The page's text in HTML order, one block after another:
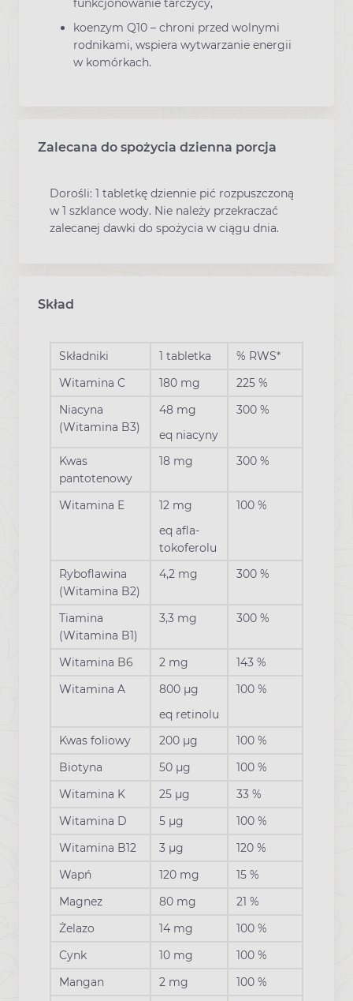
funkcjonowanie tarczycy,
koenzym Q10 – chroni przed wolnymi
rodnikami, wspiera wytwarzanie energii
w komórkach.
Zalecana do spożycia dzienna porcja
Dorośli: 1 tabletkę dziennie pić rozpuszczoną
w 1 szklance wody. Nie należy przekraczać
zalecanej dawki do spożycia w ciągu dnia.
Skład
Składniki 1 tabletka
% RWS*
Witamina C
180 mg
225 %
Niacyna
(Witamina B3)
48 mg
eq niacyny
300 %
Kwas
pantotenowy
18 mg 300 %
Witamina E
12 mg
eq afla-
tokoferolu
100 %
Ryboflawina
(Witamina B2)
4,2 mg 300 %
Tiamina
(Witamina B1)
3,3 mg 300 %
Witamina B6 2 mg
143 %
Witamina A
800 µg
eq retinolu
100 %
Kwas foliowy 200 µg
100 %
Biotyna
50 µg
100 %
Witamina K
25 µg
33 %
Witamina D
5 µg
100 %
Witamina B12
3 µg
120 %
Wapń
120 mg
15 %
Magnez
80 mg
21 %
Żelazo
14 mg
100 %
Cynk
10 mg
100 %
Mangan
2 mg
100 %